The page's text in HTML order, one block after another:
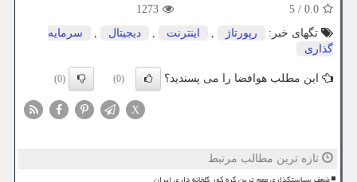
0.0
/
5
1273
تگهای خبر:
رپورتاژ , اینترنت , دیجیتال ,
سرمایه
گذاری
این مطلب هوافضا را می پسندید؟ (0)
(0)
X
تازه ترین مطالب مرتبط